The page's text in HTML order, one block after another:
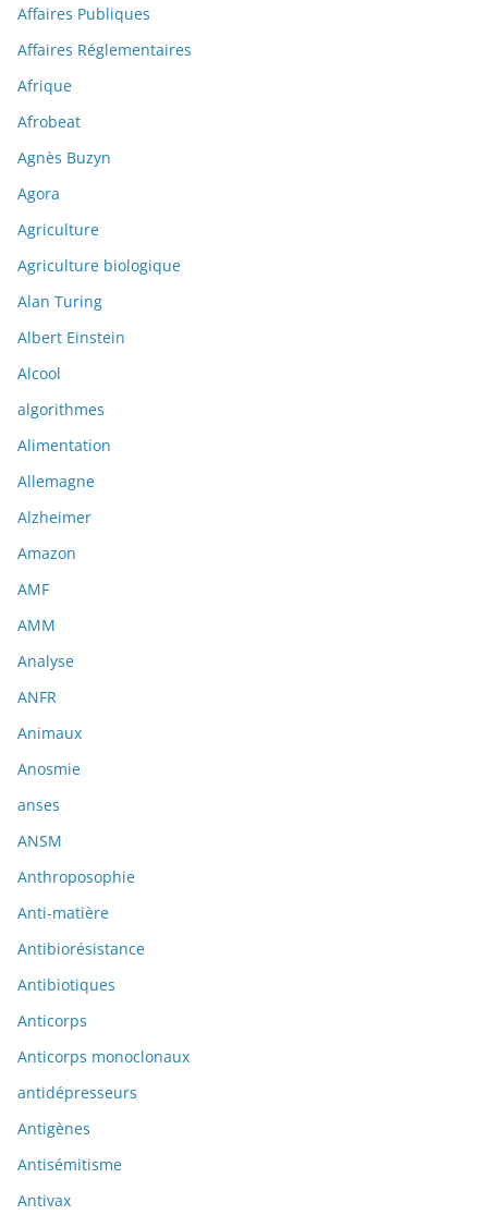
Affaires Publiques
Affaires Réglementaires
Afrique
Afrobeat
Agnès Buzyn
Agora
Agriculture
Agriculture biologique
Alan Turing
Albert Einstein
Alcool
algorithmes
Alimentation
Allemagne
Alzheimer
Amazon
AMF
AMM
Analyse
ANFR
Animaux
Anosmie
anses
ANSM
Anthroposophie
Anti-matière
Antibiorésistance
Antibiotiques
Anticorps
Anticorps monoclonaux
antidépresseurs
Antigènes
Antisémitisme
Antivax